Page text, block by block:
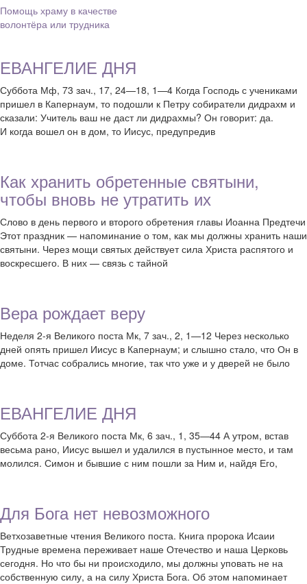
Помощь храму в качестве
волонтёра или трудника
ЕВАНГЕЛИЕ ДНЯ
Суббота Мф, 73 зач., 17, 24—18, 1—4 Когда Господь с учениками
пришел в Капернаум, то подошли к Петру собиратели дидрахм и
сказали: Учитель ваш не даст ли дидрахмы? Он говорит: да.
И когда вошел он в дом, то Иисус, предупредив
Как хранить обретенные святыни,
чтобы вновь не утратить их
Слово в день первого и второго обретения главы Иоанна Предтечи
Этот праздник — напоминание о том, как мы должны хранить наши
святыни. Через мощи святых действует сила Христа распятого и
воскресшего. В них — связь с тайной
Вера рождает веру
Неделя 2-я Великого поста Мк, 7 зач., 2, 1—12 Через несколько
дней опять пришел Иисус в Капернаум; и слышно стало, что Он в
доме. Тотчас собрались многие, так что уже и у дверей не было
ЕВАНГЕЛИЕ ДНЯ
Суббота 2-я Великого поста Мк, 6 зач., 1, 35—44 А утром, встав
весьма рано, Иисус вышел и удалился в пустынное место, и там
молился. Симон и бывшие с ним пошли за Ним и, найдя Его,
Для Бога нет невозможного
Ветхозаветные чтения Великого поста. Книга пророка Исаии
Трудные времена переживает наше Отечество и наша Церковь
сегодня. Но что бы ни происходило, мы должны уповать не на
собственную силу, а на силу Христа Бога. Об этом напоминает